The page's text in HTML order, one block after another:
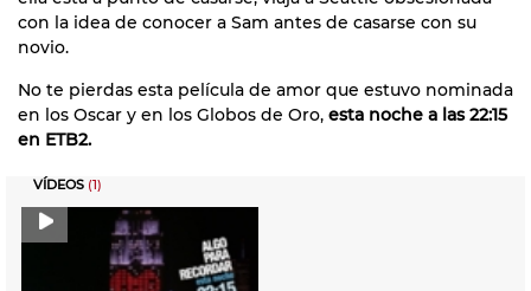
con la idea de conocer a Sam antes de casarse con su
novio.
No te pierdas esta película de amor que estuvo nominada
en los Oscar y en los Globos de Oro, esta noche a las 22:15
en ETB2.
VÍDEOS (1)